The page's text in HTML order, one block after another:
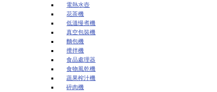
電熱水壺
花茶機
低溫慢煮機
真空包裝機
麵包機
攪拌機
食品處理器
食物風乾機
蔬果榨汁機
碎肉機